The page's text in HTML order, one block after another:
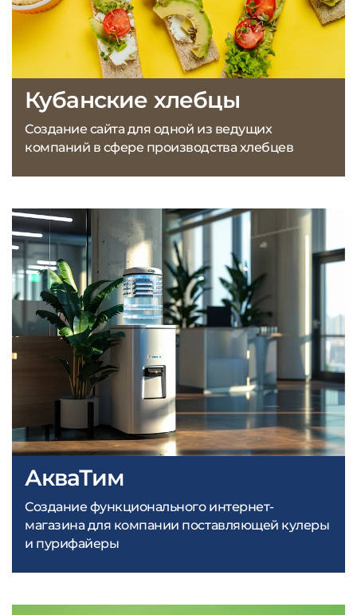
Кубанские хлебцы
Создание сайта для одной из ведущих
компаний в сфере производства хлебцев
АкваТим
Создание функционального интернет-
магазина для компании поставляющей кулеры
и пурифайеры